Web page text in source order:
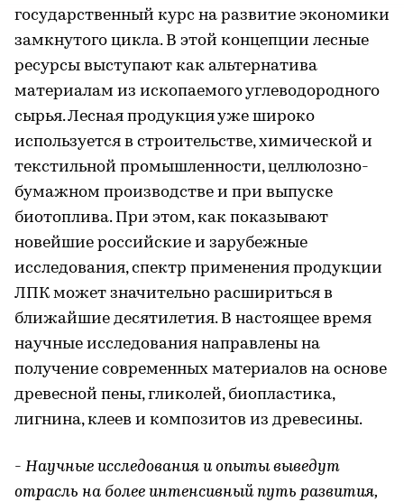
государственный курс на развитие экономики
замкнутого цикла. В этой концепции лесные
ресурсы выступают как альтернатива
материалам из ископаемого углеводородного
сырья. Лесная продукция уже широко
используется в строительстве, химической и
текстильной промышленности, целлюлозно-
бумажном производстве и при выпуске
биотоплива. При этом, как показывают
новейшие российские и зарубежные
исследования, спектр применения продукции
ЛПК может значительно расшириться в
ближайшие десятилетия. В настоящее время
научные исследования направлены на
получение современных материалов на основе
древесной пены, гликолей, биопластика,
лигнина, клеев и композитов из древесины.
- Научные исследования и опыты выведут
отрасль на более интенсивный путь развития,